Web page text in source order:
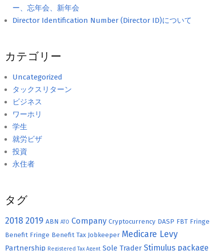
ー、忘年会、新年会
Director Identification Number (Director ID)について
カテゴリー
Uncategorized
タックスリターン
ビジネス
ワーホリ
学生
就労ビザ
投資
永住者
タグ
2018 2019 ABN ATO Company Cryptocurrency DASP FBT Fringe
Benefit Fringe Benefit Tax Jobkeeper Medicare Levy
Partnership Registered Tax Agent Sole Trader Stimulus package